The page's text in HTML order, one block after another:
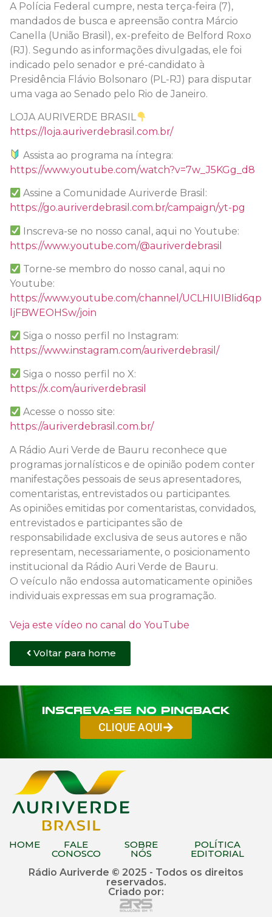
A Polícia Federal cumpre, nesta terça-feira (7),
mandados de busca e apreensão contra Márcio
Canella (União Brasil), ex-prefeito de Belford Roxo
(RJ). Segundo as informações divulgadas, ele foi
indicado pelo senador e pré-candidato à
Presidência Flávio Bolsonaro (PL-RJ) para disputar
uma vaga ao Senado pelo Rio de Janeiro.
LOJA AURIVERDE BRASIL
https://loja.auriverdebrasil.com.br/
Assista ao programa na íntegra:
https://www.youtube.com/watch?v=7w_J5KGg_d8
Assine a Comunidade Auriverde Brasil:
https://go.auriverdebrasil.com.br/campaign/yt-pg
Inscreva-se no nosso canal, aqui no Youtube:
https://www.youtube.com/@auriverdebrasil
Torne-se membro do nosso canal, aqui no
Youtube:
https://www.youtube.com/channel/UCLHIUIBIid6qp
ljFBWEOHSw/join
Siga o nosso perfil no Instagram:
https://www.instagram.com/auriverdebrasil/
Siga o nosso perfil no X:
https://x.com/auriverdebrasil
Acesse o nosso site:
https://auriverdebrasil.com.br/
A Rádio Auri Verde de Bauru reconhece que
programas jornalísticos e de opinião podem conter
manifestações pessoais de seus apresentadores,
comentaristas, entrevistados ou participantes.
As opiniões emitidas por comentaristas, convidados,
entrevistados e participantes são de
responsabilidade exclusiva de seus autores e não
representam, necessariamente, o posicionamento
institucional da Rádio Auri Verde de Bauru.
O veículo não endossa automaticamente opiniões
individuais expressas em sua programação.
Veja este vídeo no canal do YouTube
Voltar para home
Inscreva-se no PINGBACK
CLIQUE AQUI
HOME FALE
CONOSCO
SOBRE
NÓS
POLÍTICA
EDITORIAL
Rádio Auriverde © 2025 - Todos os direitos
reservados.
Criado por: